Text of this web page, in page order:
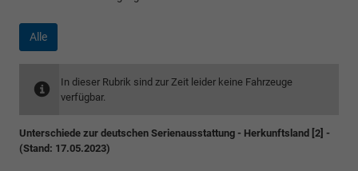
Alle
In dieser Rubrik sind zur Zeit leider keine Fahrzeuge
verfügbar.
Unterschiede zur deutschen Serienausstattung - Herkunftsland [2] -
(Stand: 17.05.2023)